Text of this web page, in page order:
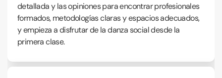
detallada y las opiniones para encontrar profesionales
formados, metodologías claras y espacios adecuados,
y empieza a disfrutar de la danza social desde la
primera clase.